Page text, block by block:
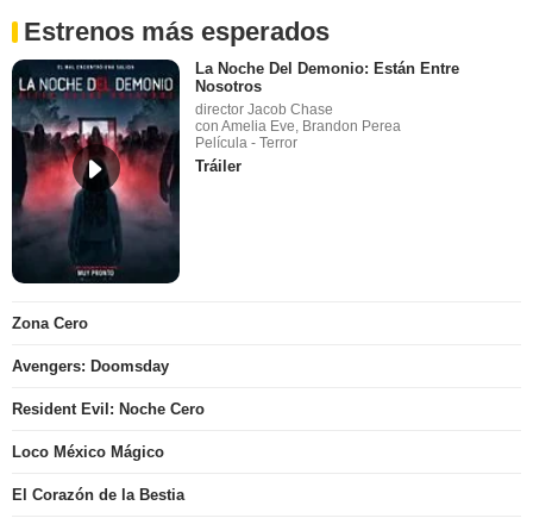
Estrenos más esperados
La Noche Del Demonio: Están Entre
Nosotros
director Jacob Chase
con Amelia Eve, Brandon Perea
Película - Terror
Tráiler
Zona Cero
Avengers: Doomsday
Resident Evil: Noche Cero
Loco México Mágico
El Corazón de la Bestia